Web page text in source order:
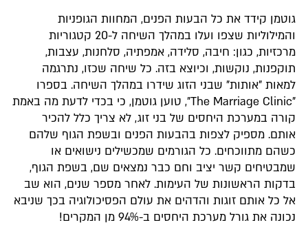
גוטמן קידד את כל הבעות הפנים, המחוות הגופניות
והמילוליות שצפו ועלו במהלך השיחה ל-20 קטגוריות
מרכזיות, כגון: חיבה, סלידה, אמפתיה, סלחנות, עצבות,
תוקפנות, נוקשות, וכיוצא בזה. כל שיחה שכזו, נתרגמה
למאות "אותות" שבני הזוג שידרו במהלך השיחה. בספרו
"The Marriage Clinic", טוען גוטמן, כי בכדי לדעת מה באמת
קורה במערכת היחסים של בני זוג, לא צריך כלל להכיר
אותם. מספיק לצפות בהבעות הפנים ובשפת הגוף שלהם
כשהם מתווכחים. כל הגורמים שמכשילים נישואים או
שמבטיחים קשר יציב וחם כבר נמצאים שם, בשפת הגוף,
בדקות הראשונות של העימות. לאחר מספר שנים, הוא שב
אל כל אותם זוגות והדהים את עולם הפסיכולוגיה בכך שניבא
נכונה את גורל מערכת היחסים ב-94% מן המקרים!